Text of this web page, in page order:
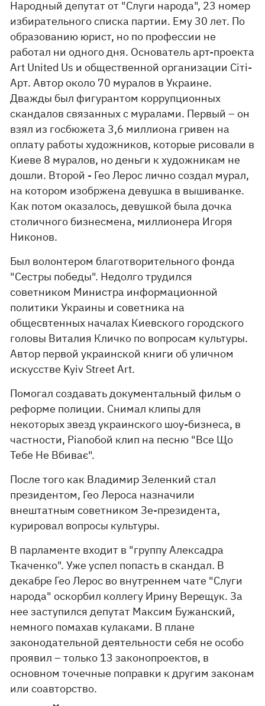
Народный депутат от "Слуги народа", 23 номер
избирательного списка партии. Ему 30 лет. По
образованию юрист, но по профессии не
работал ни одного дня. Основатель арт-проекта
Art United Us и общественной организации Сіті-
Арт. Автор около 70 муралов в Украине.
Дважды был фигурантом коррупционных
скандалов связанных с муралами. Первый – он
взял из госбюжета 3,6 миллиона гривен на
оплату работы художников, которые рисовали в
Киеве 8 муралов, но деньги к художникам не
дошли. Второй - Гео Лерос лично создал мурал,
на котором изобржена девушка в вышиванке.
Как потом оказалось, девушкой была дочка
столичного бизнесмена, миллионера Игоря
Никонов.
Был волонтером благотворительного фонда
"Сестры победы". Недолго трудился
советником Министра информационной
политики Украины и советника на
общесвтенных началах Киевского городского
головы Виталия Кличко по вопросам культуры.
Автор первой украинской книги об уличном
искусстве Kyiv Street Art.
Помогал создавать документальный фильм о
реформе полиции. Снимал клипы для
некоторых звезд украинского шоу-бизнеса, в
частности, Pianoбой клип на песню "Все Що
Тебе Не Вбиває".
После того как Владимир Зеленкий стал
президентом, Гео Лероса назначили
внештатным советником Зе-президента,
курировал вопросы культуры.
В парламенте входит в "группу Алексадра
Ткаченко". Уже успел попасть в скандал. В
декабре Гео Лерос во внутреннем чате "Слуги
народа" оскорбил коллегу Ирину Верещук. За
нее заступился депутат Максим Бужанский,
немного помахав кулаками. В плане
законодательной деятельности себя не особо
проявил – только 13 законопроектов, в
основном точечные поправки к другим законам
или соавторство.